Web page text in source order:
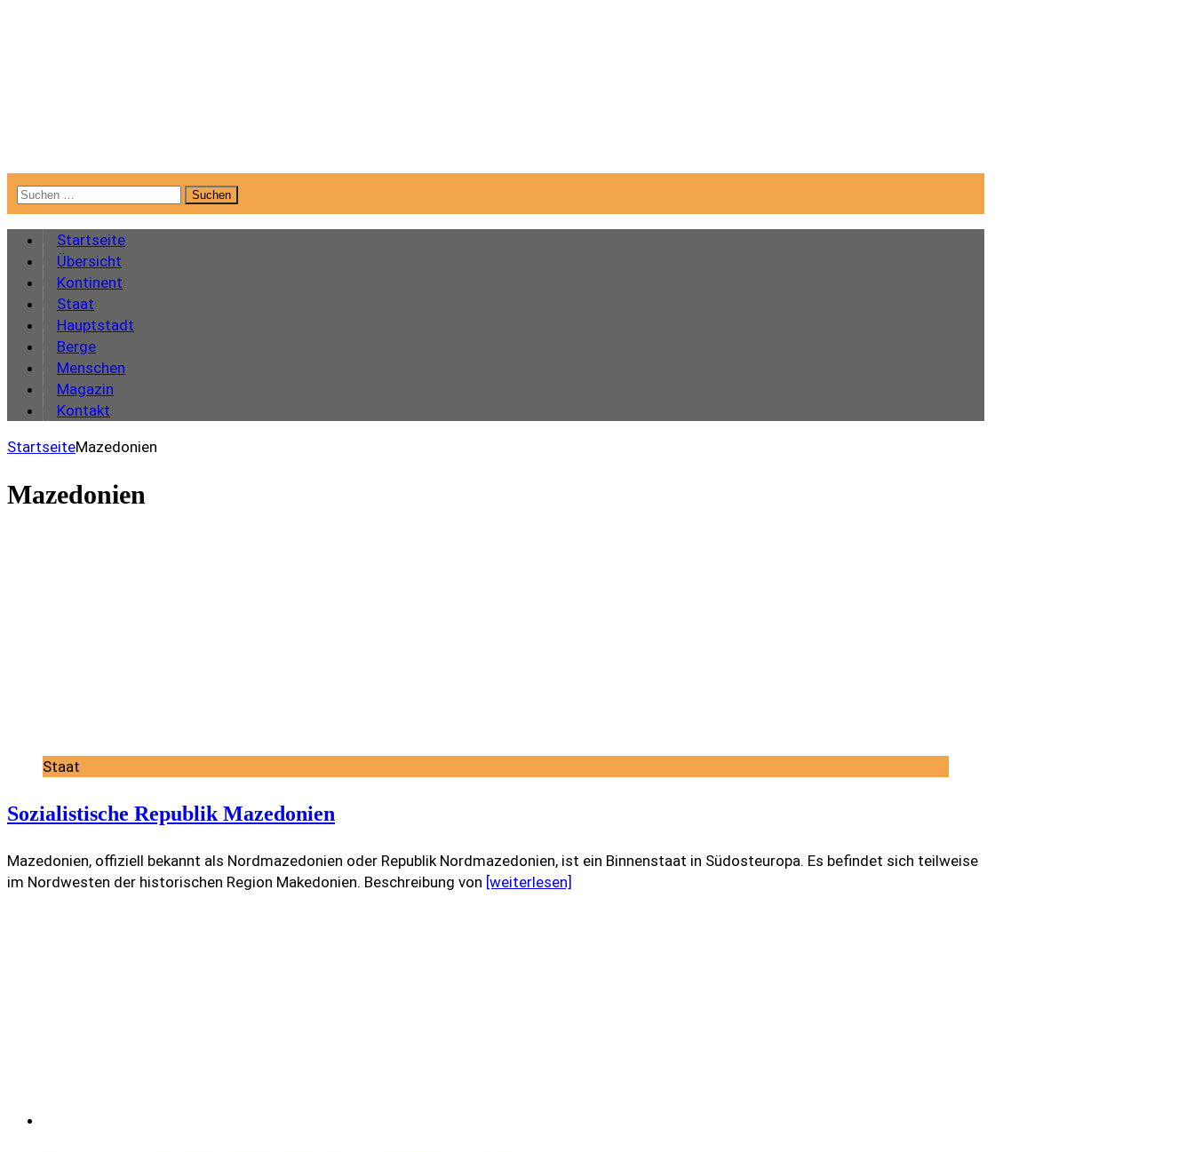
Suchen
nach:
Startseite
Übersicht
Kontinent
Staat
Hauptstadt
Berge
Menschen
Magazin
Kontakt
StartseiteMazedonien
Mazedonien
Staat
Sozialistische Republik Mazedonien
Mazedonien, offiziell bekannt als Nordmazedonien oder Republik Nordmazedonien, ist ein Binnenstaat in Südosteuropa. Es befindet sich teilweise
im Nordwesten der historischen Region Makedonien. Beschreibung von [weiterlesen]